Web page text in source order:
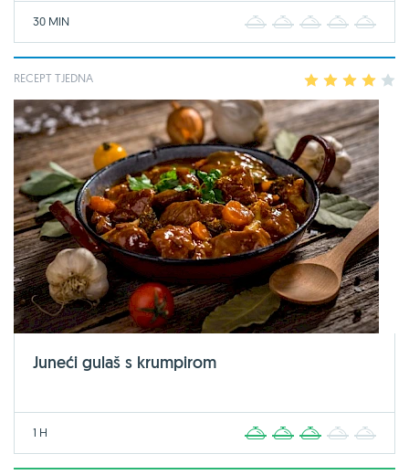
30 MIN 2 3 4
RECEPT TJEDNA 2 3 4
Juneći gulaš s krumpirom
1 H 2 3 4